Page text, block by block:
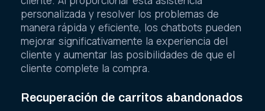
personalizada y resolver los problemas de
manera rápida y eficiente, los chatbots pueden
mejorar significativamente la experiencia del
cliente y aumentar las posibilidades de que el
cliente complete la compra.
Recuperación de carritos abandonados